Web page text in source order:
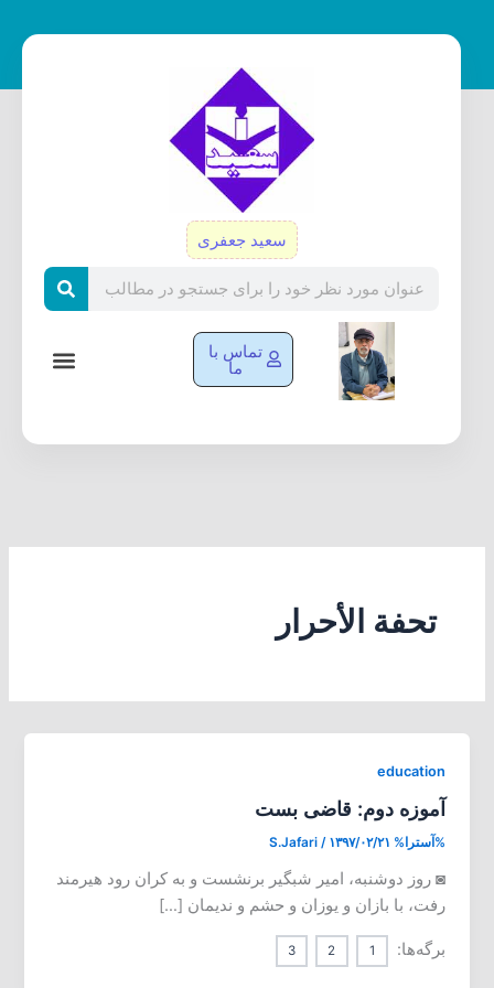
سعید جعفری
تماس با
ما
تحفة الأحرار
education
آموزه دوم: قاضی بست
%آسترا% S.Jafari / ۱۳۹۷/۰۲/۲۱
◙ روز دوشنبه، امیر شبگیر برنشست و به کران رود هیرمند
رفت، با بازان و یوزان و حشم و ندیمان […]
برگه‌ها: 1
2
3